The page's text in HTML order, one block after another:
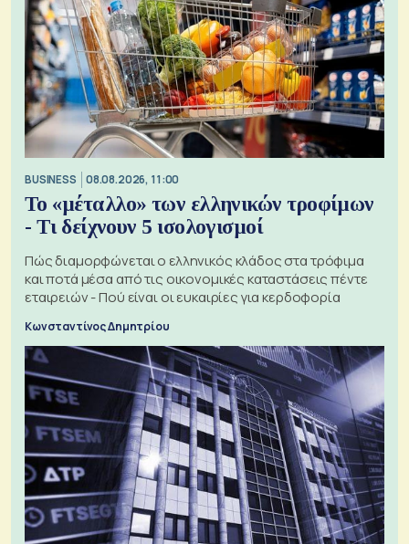
BUSINESS 08.08.2026, 11:00
Το «μέταλλο» των ελληνικών τροφίμων
- Τι δείχνουν 5 ισολογισμοί
Πώς διαμορφώνεται ο ελληνικός κλάδος στα τρόφιμα
και ποτά μέσα από τις οικονομικές καταστάσεις πέντε
εταιρειών - Πού είναι οι ευκαιρίες για κερδοφορία
Κωνσταντίνος Δημητρίου